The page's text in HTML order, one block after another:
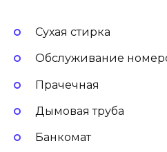
Сухая стирка
Обслуживание
Прачечная
Дымовая труба
Банкомат